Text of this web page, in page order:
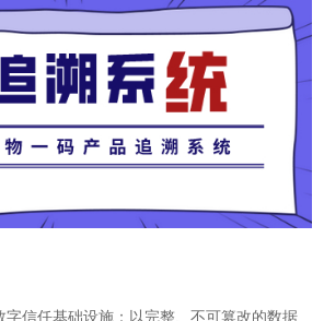
信任基础设施：以完整、不可篡改的数据